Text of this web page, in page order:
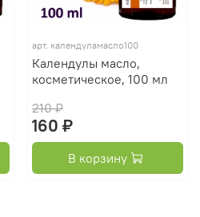
арт. календуламасло100
Календулы масло,
косметическое, 100 мл
210 ₽
160 ₽
В корзину